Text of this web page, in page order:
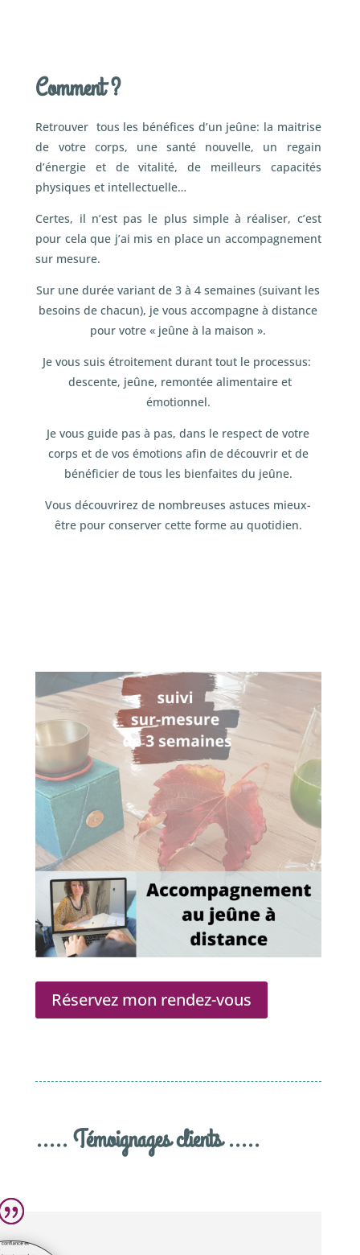
Comment ?
Retrouver tous les bénéfices d’un jeûne: la maitrise
de votre corps, une santé nouvelle, un regain
d’énergie et de vitalité, de meilleurs capacités
physiques et intellectuelle…
Certes, il n’est pas le plus simple à réaliser, c’est
pour cela que j’ai mis en place un accompagnement
sur mesure.
Sur une durée variant de 3 à 4 semaines (suivant les
besoins de chacun), je vous accompagne à distance
pour votre « jeûne à la maison ».
Je vous suis étroitement durant tout le processus:
descente, jeûne, remontée alimentaire et
émotionnel.
Je vous guide pas à pas, dans le respect de votre
corps et de vos émotions afin de découvrir et de
bénéficier de tous les bienfaites du jeûne.
Vous découvrirez de nombreuses astuces mieux-
être pour conserver cette forme au quotidien.
Réservez mon rendez-vous
..... Témoignages clients .....